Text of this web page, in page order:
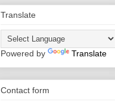
Translate
Powered by Translate
Contact form